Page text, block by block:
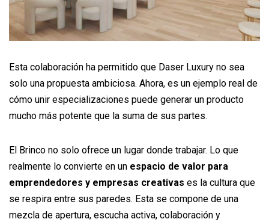
Esta colaboración ha permitido que Daser Luxury no sea
solo una propuesta ambiciosa. Ahora, es un ejemplo real de
cómo unir especializaciones puede generar un producto
mucho más potente que la suma de sus partes.
El Brinco no solo ofrece un lugar donde trabajar. Lo que
realmente lo convierte en un espacio de valor para
emprendedores y empresas creativas es la cultura que
se respira entre sus paredes. Esta se compone de una
mezcla de apertura, escucha activa, colaboración y